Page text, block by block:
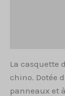
La casquette
chino. Dotée
panneaux et